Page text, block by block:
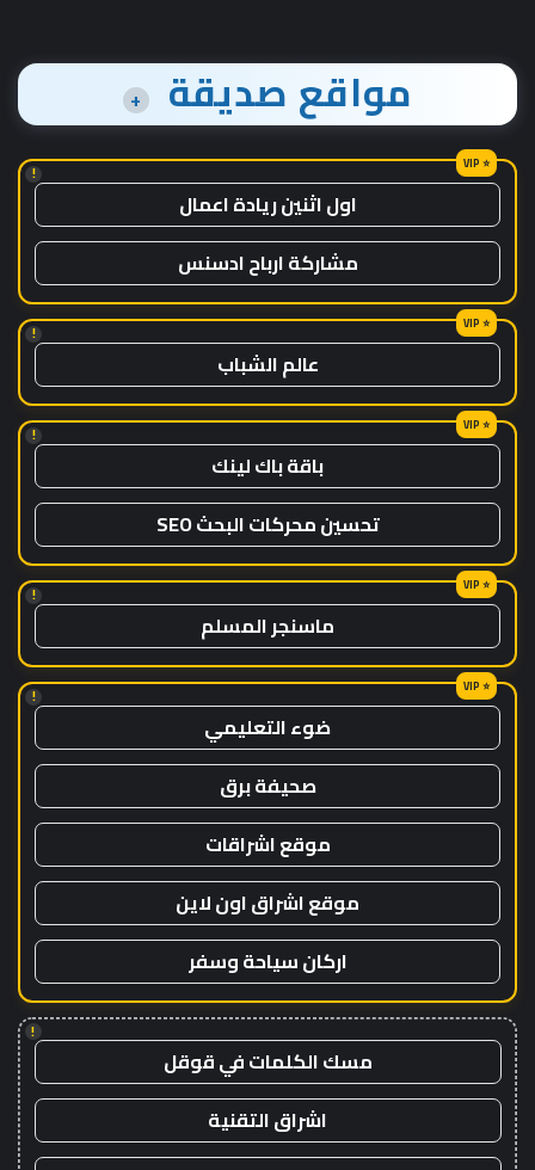
مواقع صديقة +
!
اول اثنين ريادة اعمال
مشاركة ارباح ادسنس
!
عالم الشباب
!
باقة باك لينك
تحسين محركات البحث SEO
!
ماسنجر المسلم
!
ضوء التعليمي
صحيفة برق
موقع اشراقات
موقع اشراق اون لاين
اركان سياحة وسفر
!
مسك الكلمات في قوقل
اشراق التقنية